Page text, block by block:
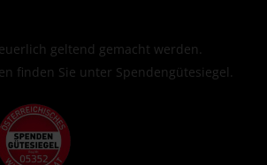
geltend gemacht werden.
finden Sie unter Spendengütesiegel